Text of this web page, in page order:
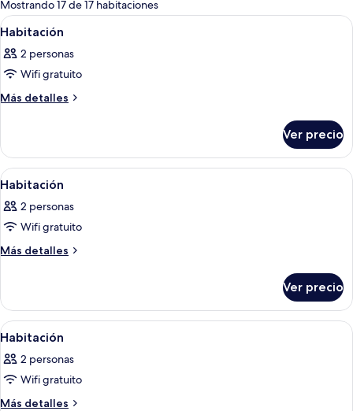
las
habitaciones
Mostrando 17 de 17 habitaciones
Abrir
todas
las
fotos
de
Una habitación con cama con dosel,
13
Habitación
2 personas
Wifi gratuito
Más detalles
Más
Ver precio
Abrir
todas
las
fotos
de
Una habitación tipo cabaña de
12
Habitación
2 personas
Wifi gratuito
Más detalles
Más
Ver precio
Abrir
todas
las
fotos
de
Una habitación de madera con una
11
Habitación
2 personas
Wifi gratuito
Más detalles
Más